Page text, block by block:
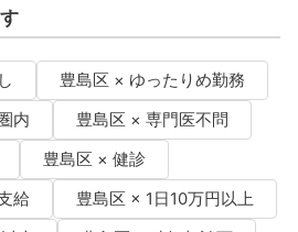
豊島区 × ゆったりめ勤務
内
豊島区 × 専門医不問
豊島区 × 健診
給
豊島区 × 1日10万円以上